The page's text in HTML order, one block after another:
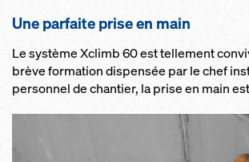
Une parfaite prise en main
Le système Xclimb 60 est tellement
brève formation dispensée par le chef
personnel de chantier, la prise en main